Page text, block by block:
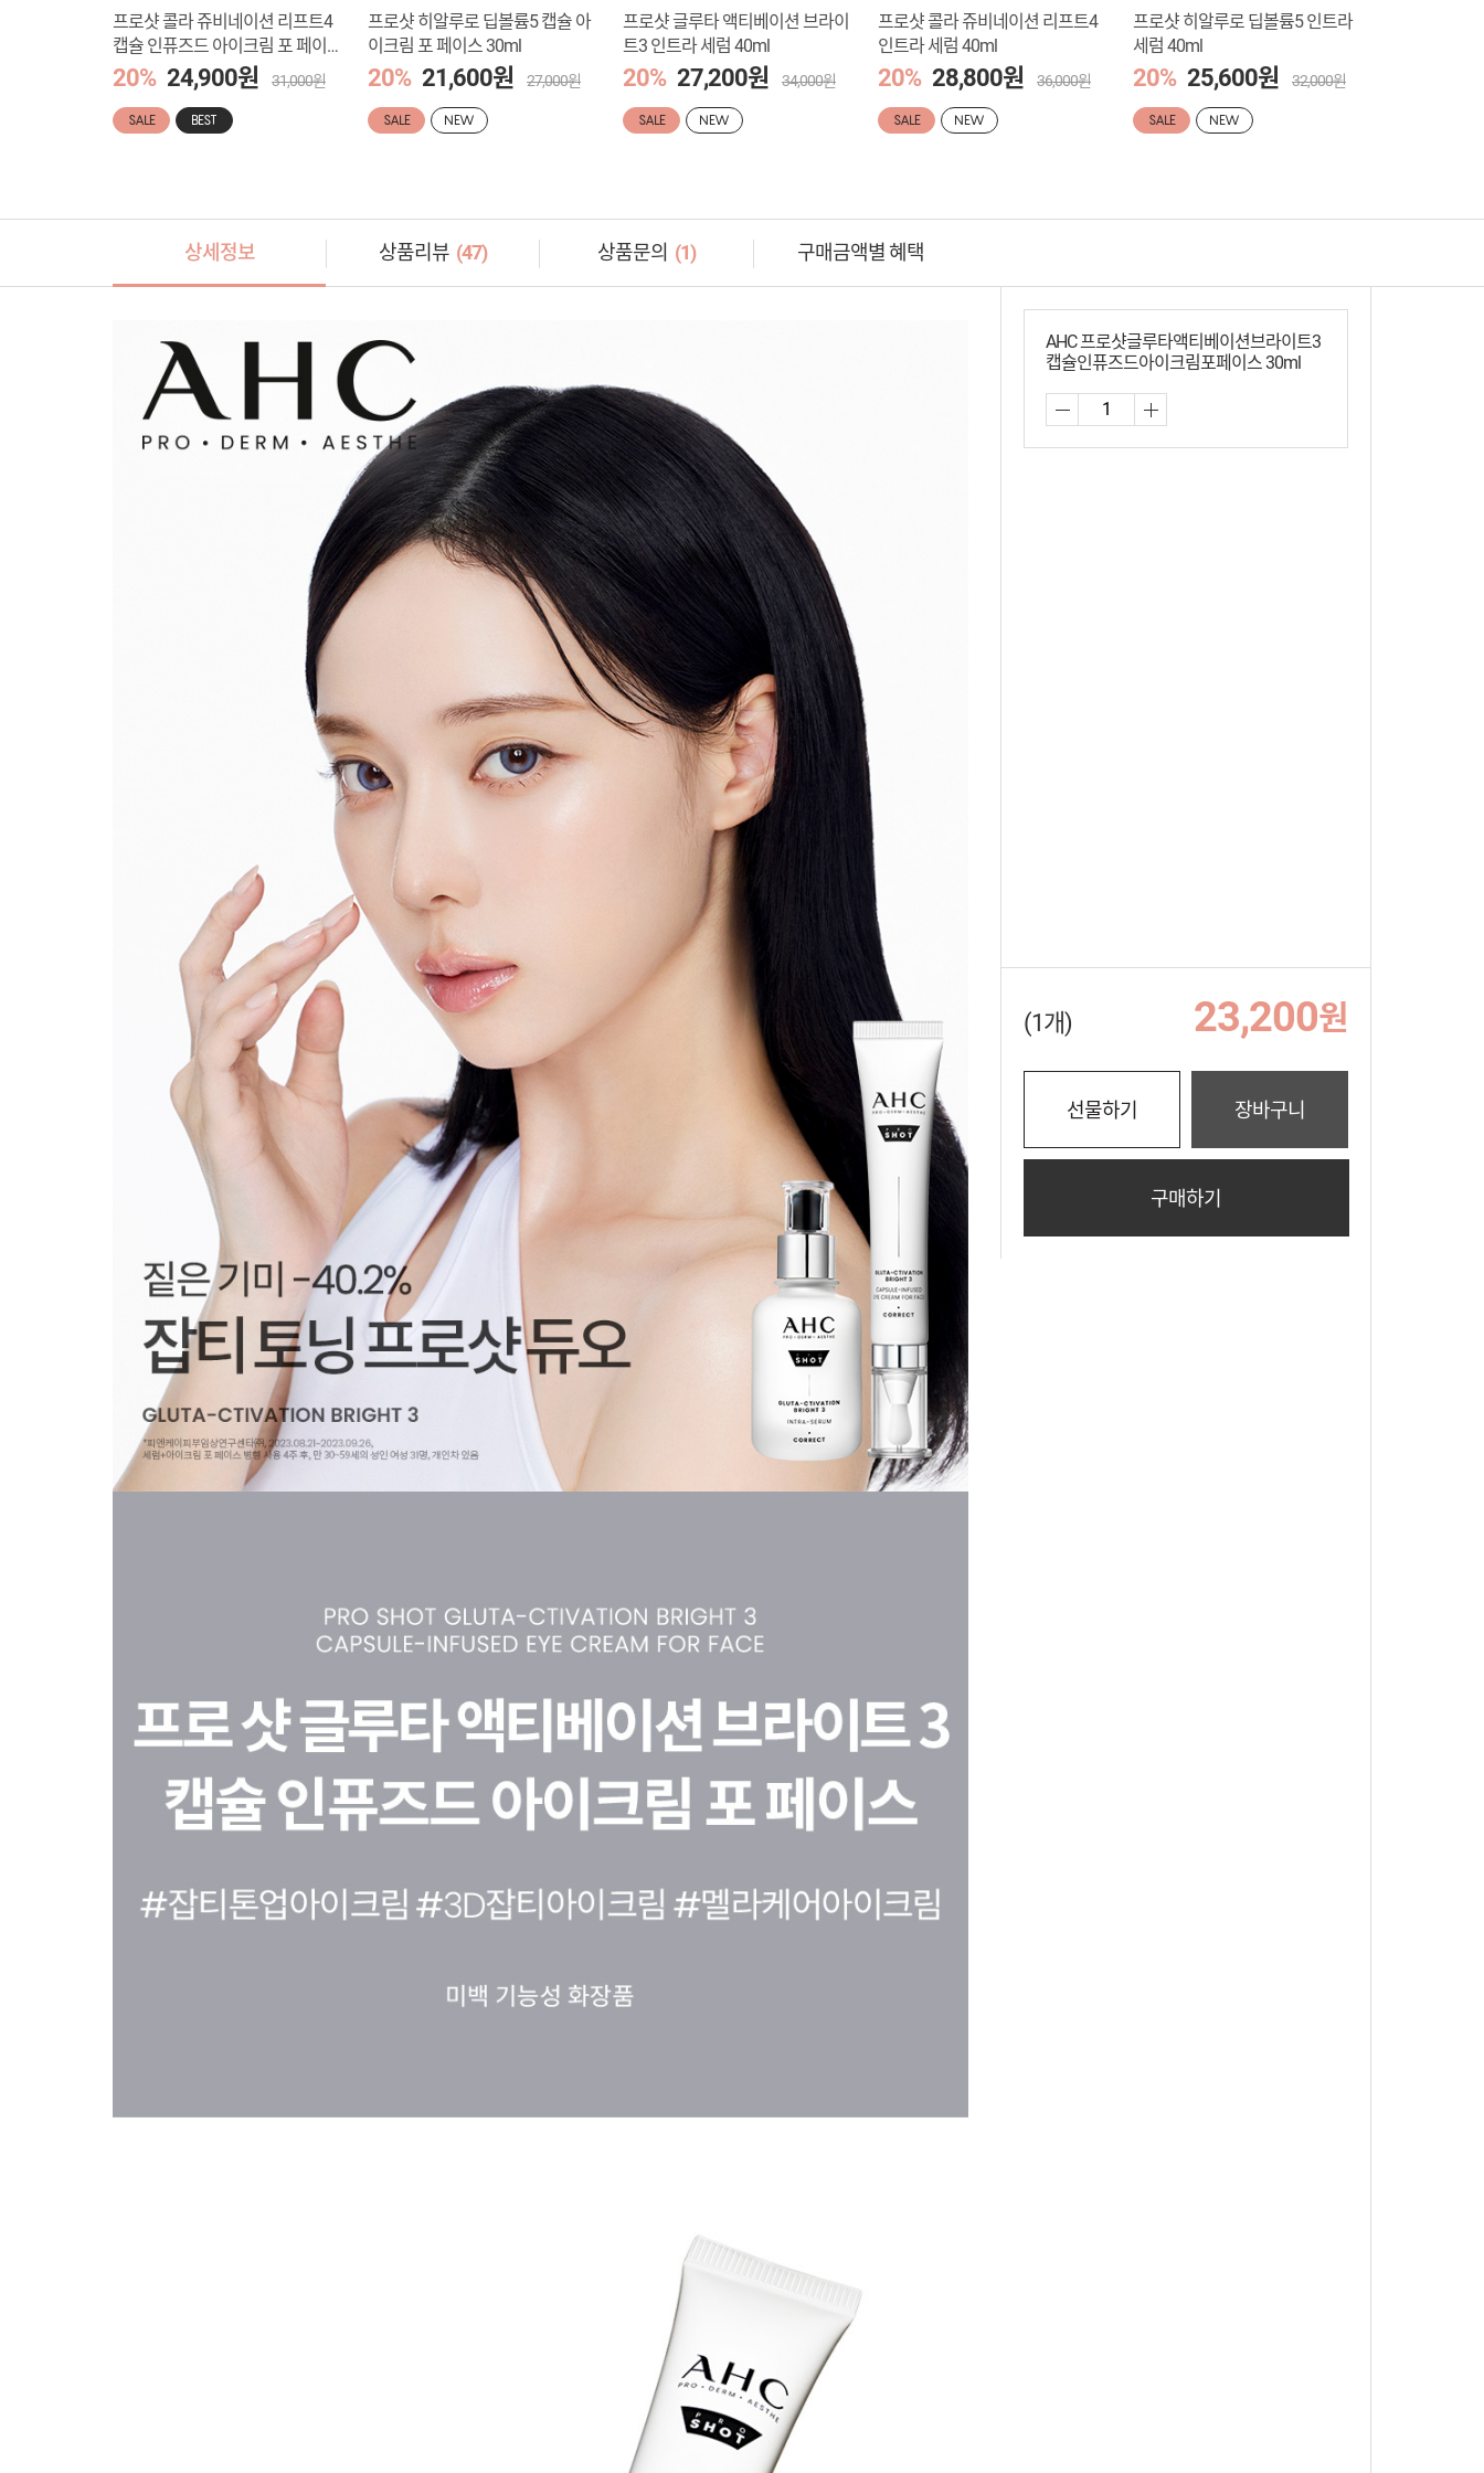
프로샷 콜라 쥬비네이션 리프트4
캡슐 인퓨즈드 아이크림 포 페이스
30ml
20% 24,900원 31,000원
SALE BEST
프로샷 히알루로 딥볼륨5 캡슐 아
이크림 포 페이스 30ml
20% 21,600원 27,000원
SALE NEW
프로샷 글루타 액티베이션 브라이
트3 인트라 세럼 40ml
20% 27,200원 34,000원
SALE NEW
프로샷 콜라 쥬비네이션 리프트4
인트라 세럼 40ml
20% 28,800원 36,000원
SALE NEW
프로샷 히알루로 딥볼륨5 인트라
세럼 40ml
20% 25,600원 32,000원
SALE NEW
상세정보 상품리뷰 (47) 상품문의 (1) 구매금액별 혜택
AHC 프로샷글루타액티베이션브라이트3
캡슐인퓨즈드아이크림포페이스 30ml
(1개) 23,200원
선물하기 장바구니
구매하기